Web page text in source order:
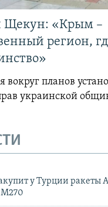
Щекун: «Крым –
регион,
вокруг планов
украинской
у Турции ракеты